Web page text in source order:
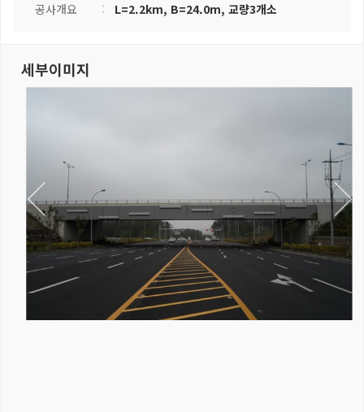
공사개요
: L=2.2km, B=24.0m, 교량3개소
세부이미지